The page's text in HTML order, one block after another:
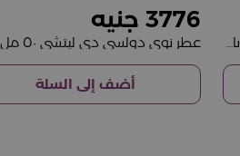
عطر نوي دولسي دي ليتشي ٥٠ مل وباقة ورود بيضاء
3776
أضف إلى السلة